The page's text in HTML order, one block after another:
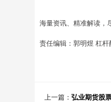
海量资讯、精准解读，
责任编辑：郭明煜 杠
上一篇： 弘业期货股